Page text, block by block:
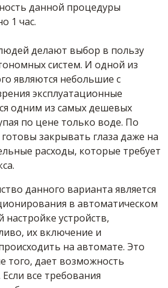
данной процедуры
1 час.
делают выбор в пользу
систем. И одной из
являются небольшие с
эксплуатационные
одним из самых дешевых
по цене только воде. По
закрывать глаза даже на
расходы, которые требует
данного варианта является
в автоматическом
устройств,
их включение и
на автомате. Это
того, дает возможность
все требования